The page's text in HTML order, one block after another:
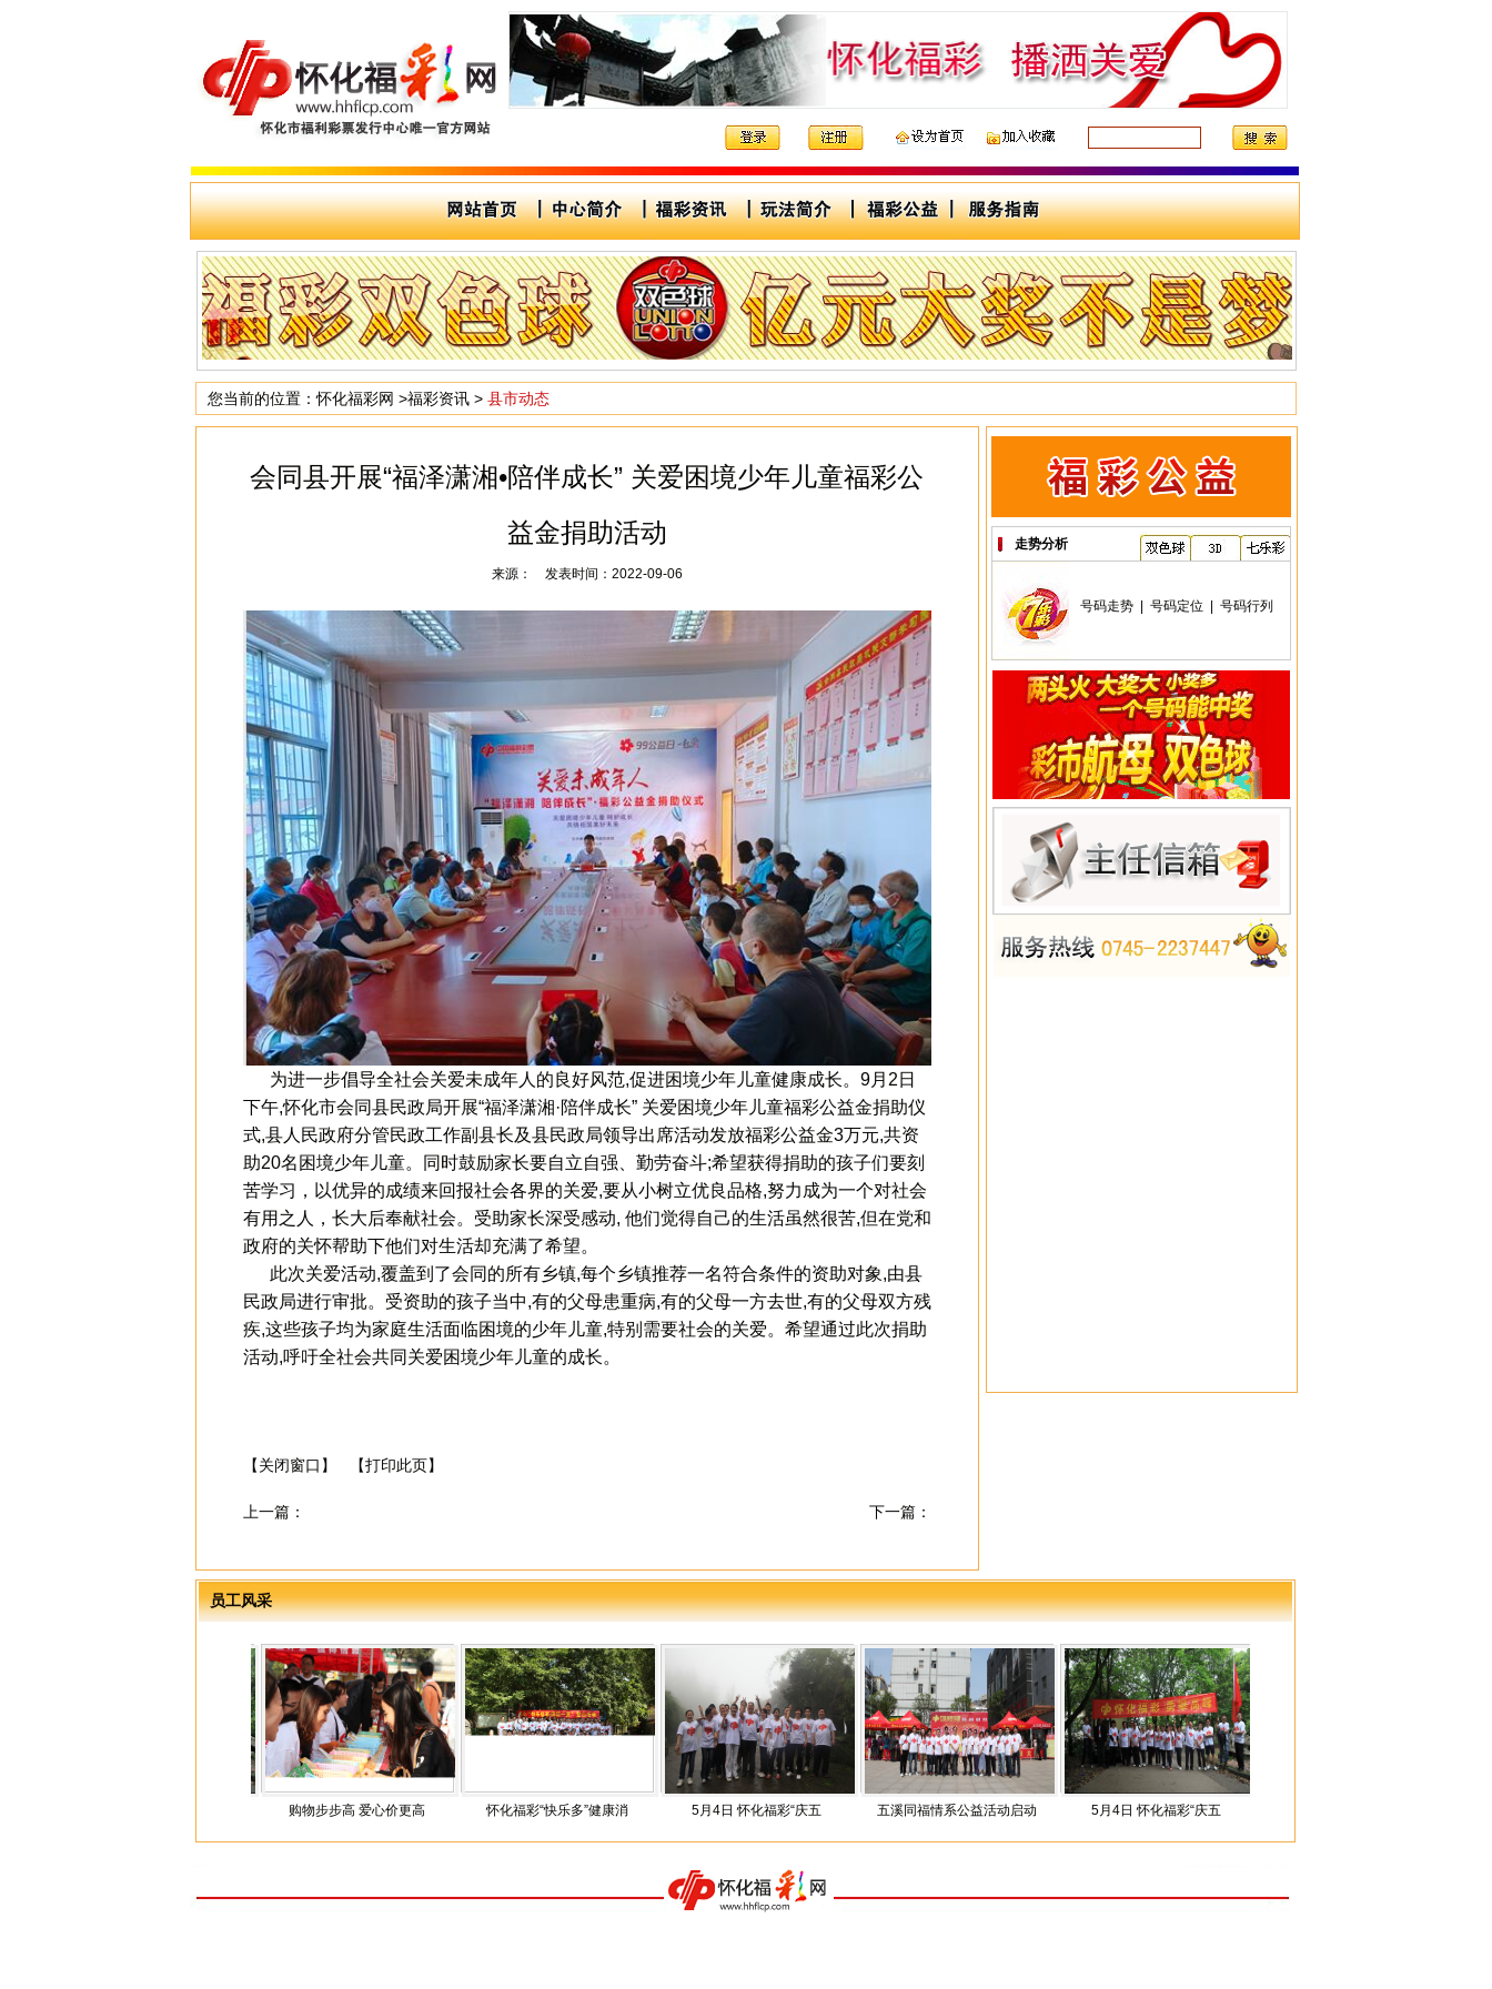
您当前的位置：怀化福彩网 >福彩资讯> 县市动态
会同县开展“福泽潇湘•陪伴成长” 关爱困境少年儿童福彩公
益金捐助活动
来源： 发表时间：2022-09-06
为进一步倡导全社会关爱未成年人的良好风范,促进困境少年儿童健康成长。9月2日
下午,怀化市会同县民政局开展“福泽潇湘·陪伴成长” 关爱困境少年儿童福彩公益金捐助仪
式,县人民政府分管民政工作副县长及县民政局领导出席活动发放福彩公益金3万元,共资
助20名困境少年儿童。同时鼓励家长要自立自强、勤劳奋斗;希望获得捐助的孩子们要刻
苦学习，以优异的成绩来回报社会各界的关爱,要从小树立优良品格,努力成为一个对社会
有用之人，长大后奉献社会。受助家长深受感动, 他们觉得自己的生活虽然很苦,但在党和
政府的关怀帮助下他们对生活却充满了希望。
此次关爱活动,覆盖到了会同的所有乡镇,每个乡镇推荐一名符合条件的资助对象,由县
民政局进行审批。受资助的孩子当中,有的父母患重病,有的父母一方去世,有的父母双方残
疾,这些孩子均为家庭生活面临困境的少年儿童,特别需要社会的关爱。希望通过此次捐助
活动,呼吁全社会共同关爱困境少年儿童的成长。
【关闭窗口】 【打印此页】
上一篇： 下一篇：
走势分析
号码走势 号码定位 号码行列
员工风采
购物步步高 爱心价更高 怀化福彩“快乐多”健康消 5月4日 怀化福彩“庆五 五溪同福情系公益活动启动 5月4日 怀化福彩“庆五 购物步步高 爱心价更高